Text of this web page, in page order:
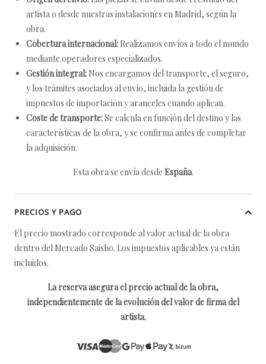
artista o desde nuestras instalaciones en Madrid, según la
obra.
Cobertura internacional: Realizamos envíos a todo el mundo
mediante operadores especializados.
Gestión integral: Nos encargamos del transporte, el seguro,
y los trámites asociados al envío, incluida la gestión de
impuestos de importación y aranceles cuando aplican.
Coste de transporte:Se calcula en función del destino y las
características de la obra, y se confirma antes de completar
la adquisición.
Esta obra se envía desde España.
PRECIOS Y PAGO
El precio mostrado corresponde al valor actual de la obra
dentro del Mercado Saisho. Los impuestos aplicables ya están
incluidos.
La reserva asegura el precio actual de la obra,
independientemente de la evolución del valor de firma del
artista.